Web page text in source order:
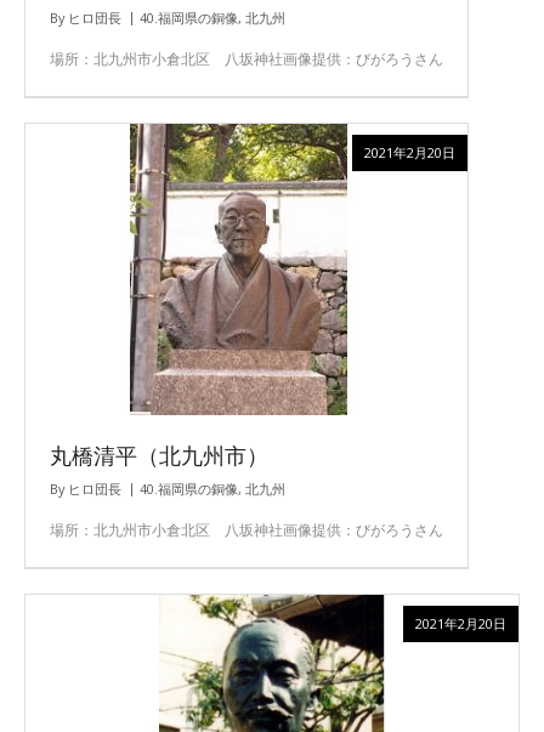
By ヒロ団長 40.福岡県の銅像, 北九州
場所：北九州市小倉北区 八坂神社画像提供：びがろうさん
丸橋清平（北九州市）
By ヒロ団長 40.福岡県の銅像, 北九州
場所：北九州市小倉北区 八坂神社画像提供：びがろうさん
2021年2月20日
2021年2月20日